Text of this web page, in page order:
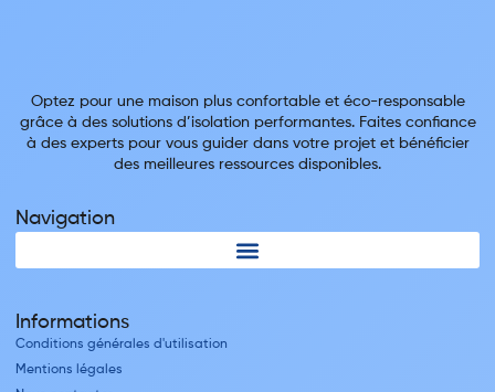
Optez pour une maison plus confortable et éco-responsable
grâce à des solutions d’isolation performantes. Faites confiance
à des experts pour vous guider dans votre projet et bénéficier
des meilleures ressources disponibles.
Navigation
Informations
Conditions générales d'utilisation
Mentions légales